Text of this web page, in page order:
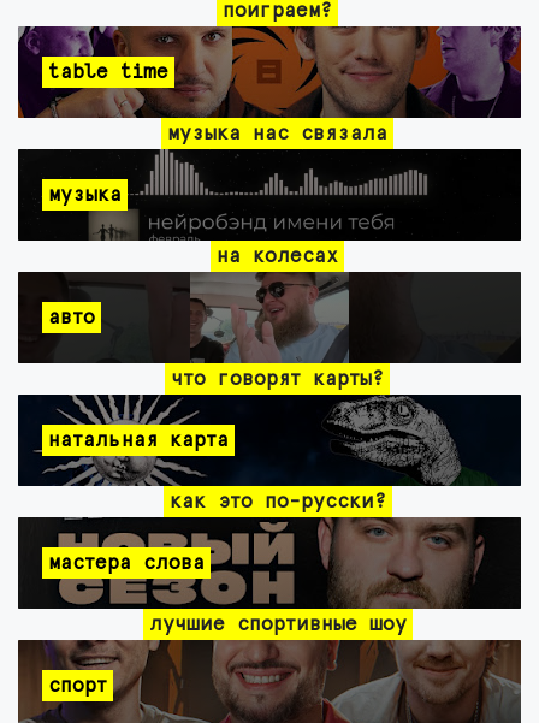
поиграем?
table time
музыка нас связала
музыка
на колесах
авто
что говорят карты?
натальная карта
как это по-русски?
мастера слова
лучшие спортивные шоу
спорт